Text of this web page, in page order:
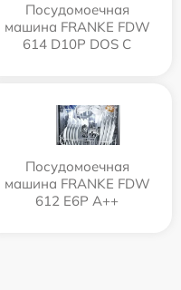
Посудомоечная
машина FRANKE FDW
614 D10P DOS C
Посудомоечная
машина FRANKE FDW
612 E6P A++